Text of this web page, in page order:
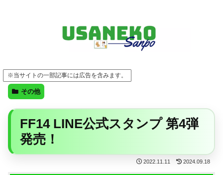
※当サイトの一部記事には広告を含みます。
その他
FF14 LINE公式スタンプ 第4弾
発売！
2022.11.11 2024.09.18